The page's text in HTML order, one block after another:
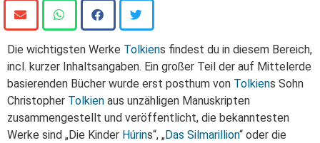
Die wichtigsten Werke Tolkiens findest du in diesem Bereich,
incl. kurzer Inhaltsangaben. Ein großer Teil der auf Mittelerde
basierenden Bücher wurde erst posthum von Tolkiens Sohn
Christopher Tolkien aus unzähligen Manuskripten
zusammengestellt und veröffentlicht, die bekanntesten
Werke sind „Die Kinder Húrins“, „Das Silmarillion“ oder die